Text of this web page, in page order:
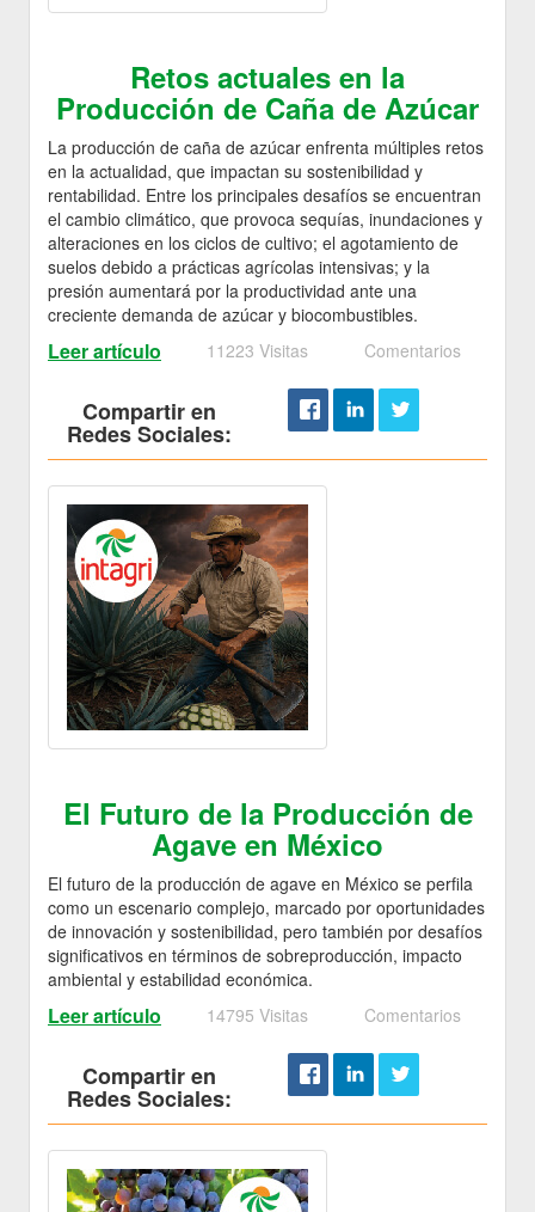
Retos actuales en la
Producción de Caña de Azúcar
La producción de caña de azúcar enfrenta múltiples retos
en la actualidad, que impactan su sostenibilidad y
rentabilidad. Entre los principales desafíos se encuentran
el cambio climático, que provoca sequías, inundaciones y
alteraciones en los ciclos de cultivo; el agotamiento de
suelos debido a prácticas agrícolas intensivas; y la
presión aumentará por la productividad ante una
creciente demanda de azúcar y biocombustibles.
Leer artículo 11223 Visitas Comentarios
Compartir en
Redes Sociales:
El Futuro de la Producción de
Agave en México
El futuro de la producción de agave en México se perfila
como un escenario complejo, marcado por oportunidades
de innovación y sostenibilidad, pero también por desafíos
significativos en términos de sobreproducción, impacto
ambiental y estabilidad económica.
Leer artículo 14795 Visitas Comentarios
Compartir en
Redes Sociales: